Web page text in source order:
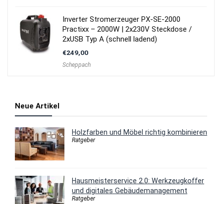
Inverter Stromerzeuger PX-SE-2000
Practixx – 2000W | 2x230V Steckdose /
2xUSB Typ A (schnell ladend)
€249,00
Scheppach
Neue Artikel
Holzfarben und Möbel richtig kombinieren
Ratgeber
Hausmeisterservice 2.0: Werkzeugkoffer
und digitales Gebäudemanagement
Ratgeber